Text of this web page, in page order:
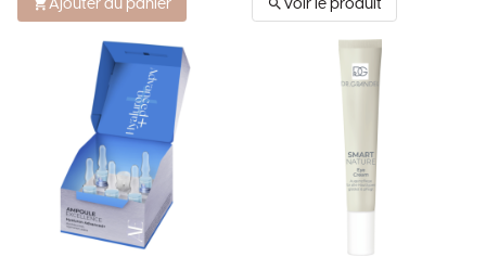
Ajouter au panier Voir le produit